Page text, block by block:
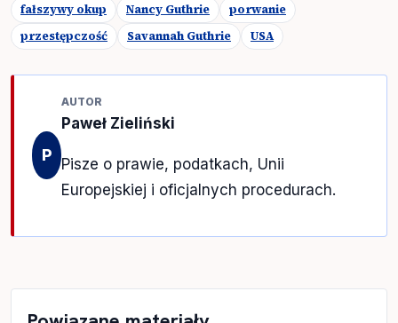
fałszywy okup Nancy Guthrie
porwanie
przestępczość
Savannah Guthrie USA
P
AUTOR
Paweł Zieliński
Pisze o prawie, podatkach, Unii
Europejskiej i oficjalnych procedurach.